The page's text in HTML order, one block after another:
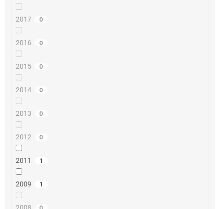
2017 0
2016 0
2015 0
2014 0
2013 0
2012 0
2011 1
2009 1